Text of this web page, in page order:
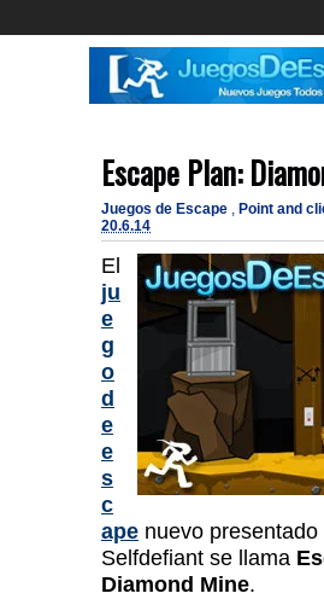
Escape Plan:
Juegos de Escape , Point and
20.6.14
El
ju
e
g
o
d
e
e
s
c
ape nuevo presentado
Selfdefiant se llama
Diamond Mine.